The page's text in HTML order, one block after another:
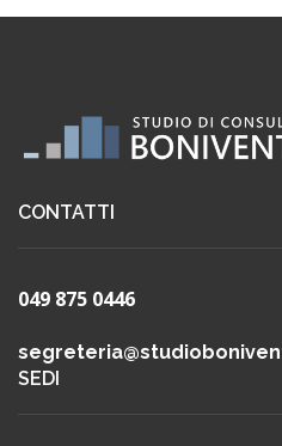
CONTATTI
049 875 0446
SEDI